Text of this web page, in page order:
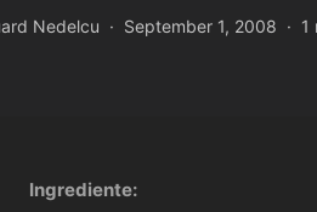
Nedelcu September 1, 2008 1
Ingrediente: